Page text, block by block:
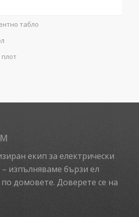
табло
екип за електрически
изпълняваме бързи ел
домовете. Доверете се на